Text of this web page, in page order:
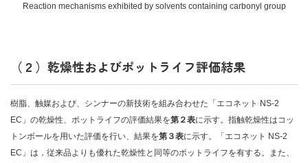
Reaction mechanisms exhibited by solvents containing carbonyl group
（２）乾燥性およびポットライフ評価結果
樹脂、触媒および、シンナーの新技術を組み合わせた「エコネット NS-2
EC」の乾燥性、ポットライフの評価結果を第２表に示す。指触乾燥性はコッ
トンボールを用いた評価を行い、結果を第３表に示す。「エコネット NS-2
EC」は，従来品よりも優れた乾燥性と同等のポットライフを有する。また、